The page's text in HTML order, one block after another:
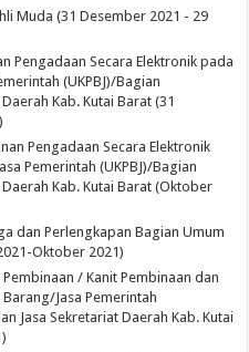
Muda (31 Desember 2021 - 29
Pengadaan Secara Elektronik pada
(UKPBJ)/Bagian
Kab. Kutai Barat (31
Pengadaan Secara Elektronik
Pemerintah (UKPBJ)/Bagian
Kab. Kutai Barat (Oktober
dan Perlengkapan Bagian Umum
Oktober 2021)
/ Kanit Pembinaan dan
Jasa Pemerintah
Jasa Sekretariat Daerah Kab. Kutai